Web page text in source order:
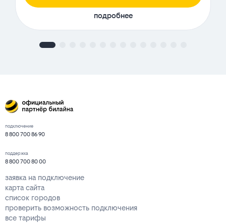
подробнее
подключение
8 800 700 86 90
поддержка
8 800 700 80 00
заявка на подключение
карта сайта
список городов
проверить возможность подключения
все тарифы